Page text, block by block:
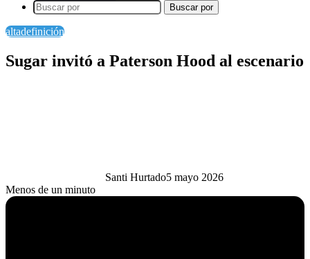
Buscar por
altadefinición
Sugar invitó a Paterson Hood al escenario
Santi Hurtado5 mayo 2026
Menos de un minuto